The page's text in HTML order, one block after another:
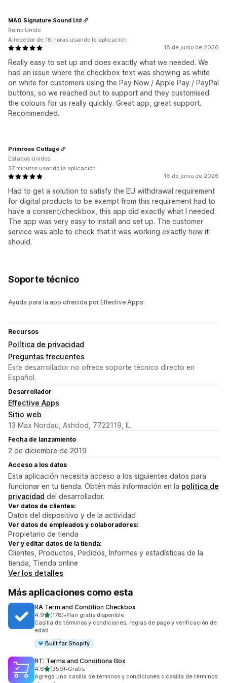
18 de junio de 2026
Really easy to set up and does exactly what we needed. We
had an issue where the checkbox text was showing as white
on white for customers using the Pay Now / Apple Pay / PayPal
buttons, so we reached out to support and they customised
the colours for us really quickly. Great app, great support.
Recommended.
MAG Signature Sound Ltd
Reino Unido
Alrededor de 16 horas usando la aplicación
16 de junio de 2026
Had to get a solution to satisfy the EU withdrawal requirement
for digital products to be exempt from this requirement had to
have a consent/checkbox, this app did exactly what I needed.
The app was very easy to install and set up. The customer
service was able to check that it was working exactly how it
should.
Primrose Cottage
Estados Unidos
37 minutos usando la aplicación
Soporte técnico
Ayuda para la app ofrecida por Effective Apps.
Recursos
Política de privacidad
Preguntas frecuentes
Este desarrollador no ofrece soporte técnico directo en
Español.
Desarrollador
Effective Apps
Sitio web
13 Max Nordau, Ashdod, 7722119, IL
Fecha de lanzamiento
2 de diciembre de 2019
Acceso a los datos
Esta aplicación necesita acceso a los siguientes datos para
funcionar en tu tienda. Obtén más información en la política de
privacidad del desarrollador.
Ver datos de clientes:
Datos del dispositivo y de la actividad
Ver datos de empleados y colaboradores:
Propietario de tienda
Ver y editar datos de la tienda:
Clientes, Productos, Pedidos, Informes y estadísticas de la
tienda, Tienda online
Ver los detalles
Más aplicaciones como esta
RA Term and Condition Checkbox
4.9de 5 estrellas
(178)
178 reseñas en total
•Plan gratis disponible
Casilla de términos y condiciones, reglas de pago y verificación de
edad
Built for Shopify
RT: Terms and Conditions Box
4.6de 5 estrellas
(359)
359 reseñas en total
•Gratis
Agrega una casilla de términos y condiciones o casilla de términos